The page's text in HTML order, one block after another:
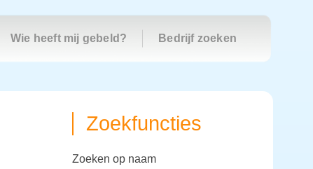
Wie heeft mij gebeld? Bedrijf zoeken
Zoekfuncties
zoeken op naam